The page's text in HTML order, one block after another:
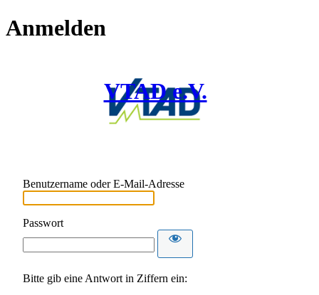
Anmelden
VTAD e.V.
Benutzername oder E-Mail-Adresse
Passwort
Bitte gib eine Antwort in Ziffern ein: